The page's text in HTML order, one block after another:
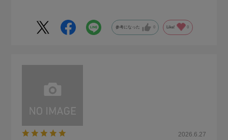
参考になった 0 Like! 0
2026.6.27